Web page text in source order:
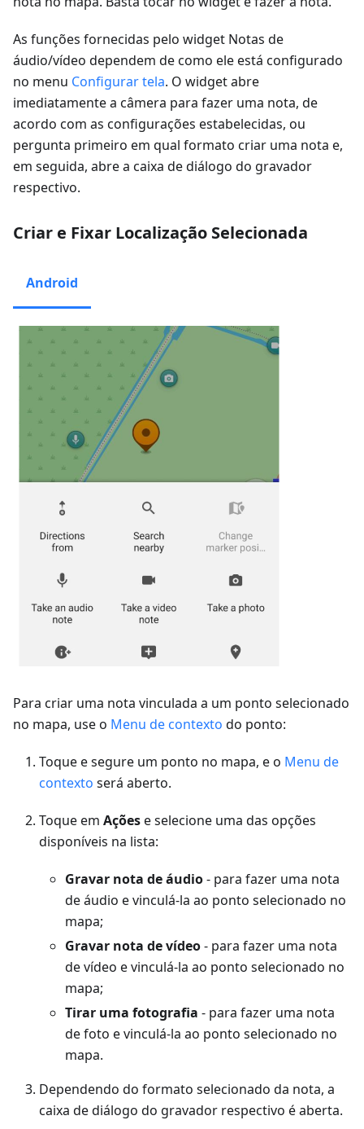
As funções fornecidas pelo widget Notas de
áudio/vídeo dependem de como ele está configurado
no menu Configurar tela. O widget abre
imediatamente a câmera para fazer uma nota, de
acordo com as configurações estabelecidas, ou
pergunta primeiro em qual formato criar uma nota e,
em seguida, abre a caixa de diálogo do gravador
respectivo.
Criar e Fixar Localização Selecionada
Android
Para criar uma nota vinculada a um ponto selecionado
no mapa, use o Menu de contexto do ponto:
Toque e segure um ponto no mapa, e o Menu de
contexto será aberto.
Toque em Açõese selecione uma das opções
disponíveis na lista:
Gravar nota de áudio- para fazer uma nota
de áudio e vinculá-la ao ponto selecionado no
mapa;
Gravar nota de vídeo- para fazer uma nota
de vídeo e vinculá-la ao ponto selecionado no
mapa;
Tirar uma fotografia - para fazer uma nota
de foto e vinculá-la ao ponto selecionado no
mapa.
Dependendo do formato selecionado da nota, a
caixa de diálogo do gravador respectivo é aberta.